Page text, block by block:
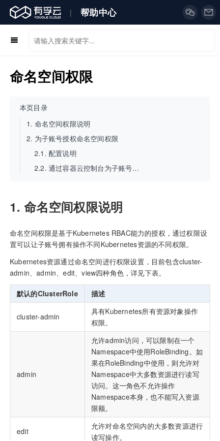
| 帮助中心
命名空间权限
1. 命名空间权限说明
命名空间权限是基于Kubernetes RBAC能力的授权，通过权限设
置可以让子账号拥有操作不同Kubernetes资源的不同权限。
Kubernetes资源通过命名空间进行权限设置，目前包含cluster-
admin、admin、edit、view四种角色，详见下表。
默认的ClusterRole 描述
cluster-admin
具有Kubernetes所有资源对象操作
权限。
admin
允许admin访问，可以限制在一个
Namespace中使用RoleBinding。如
果在RoleBinding中使用，则允许对
Namespace中大多数资源进行读写
访问。这一角色不允许操作
Namespace本身，也不能写入资源
限额。
edit
允许对命名空间内的大多数资源进行
读写操作。
本页目录
1. 命名空间权限说明
2. 为子账号授权命名空间权限
2.1. 配置说明
2.2. 通过容器云控制台为子账号授权命名空间权限